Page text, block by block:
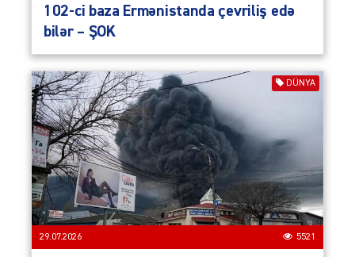
102-ci baza Ermənistanda çevriliş edə
bilər – ŞOK
DÜNYA
29.07.2026 5521